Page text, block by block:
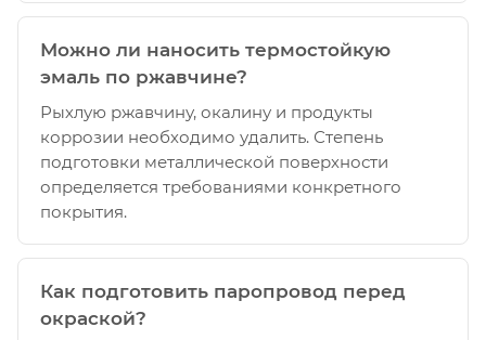
Можно ли наносить термостойкую
эмаль по ржавчине?
Рыхлую ржавчину, окалину и продукты
коррозии необходимо удалить. Степень
подготовки металлической поверхности
определяется требованиями конкретного
покрытия.
Как подготовить паропровод перед
окраской?